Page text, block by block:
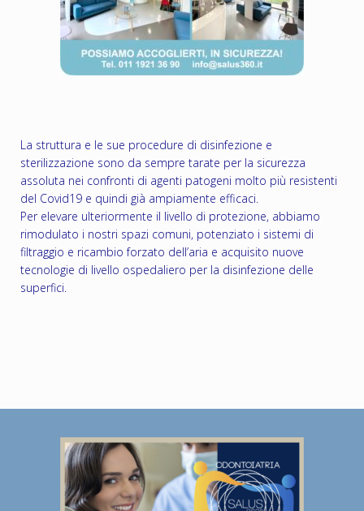
La struttura e le sue procedure di disinfezione e
sterilizzazione sono da sempre tarate per la sicurezza
assoluta nei confronti di agenti patogeni molto più resistenti
del Covid19 e quindi già ampiamente efficaci.
Per elevare ulteriormente il livello di protezione, abbiamo
rimodulato i nostri spazi comuni, potenziato i sistemi di
filtraggio e ricambio forzato dell’aria e acquisito nuove
tecnologie di livello ospedaliero per la disinfezione delle
superfici.